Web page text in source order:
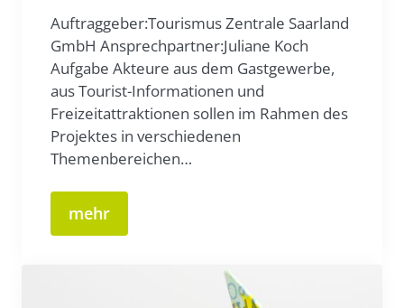
Auftraggeber:Tourismus Zentrale Saarland
GmbH Ansprechpartner:Juliane Koch
Aufgabe Akteure aus dem Gastgewerbe,
aus Tourist-Informationen und
Freizeitattraktionen sollen im Rahmen des
Projektes in verschiedenen
Themenbereichen…
mehr